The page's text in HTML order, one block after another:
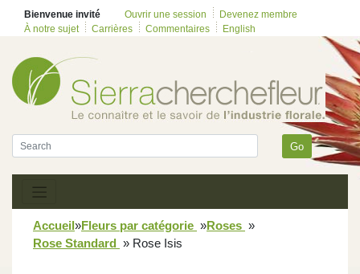
Bienvenue invité Ouvrir une session
Devenez membre
À notre sujet
Carrières Commentaires English
Go
Accueil»Fleurs par catégorie »Roses »
Rose Standard » Rose Isis